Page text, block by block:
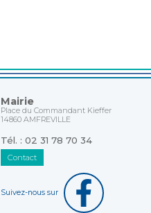
Mairie
Place du Commandant Kieffer
14860 AMFREVILLE
Tél. : 02 31 78 70 34
Contact
Suivez-nous sur